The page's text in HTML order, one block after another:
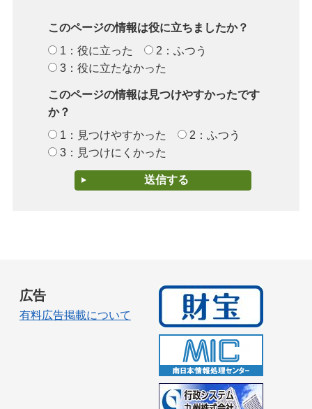
このページの情報は役に立ちましたか？
1：役に立った
2：ふつう
3：役に立たなかった
このページの情報は見つけやすかったです
か？
1：見つけやすかった
2：ふつう
3：見つけにくかった
広告
有料広告掲載について